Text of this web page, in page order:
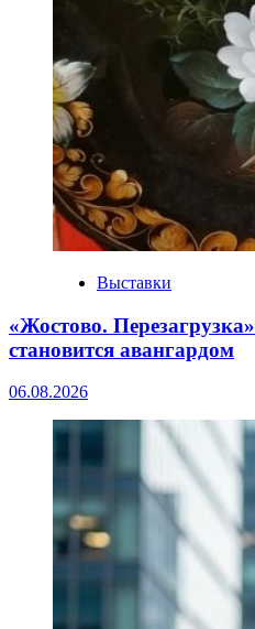
Выставки
«Жостово.
становится авангардом
06.08.2026